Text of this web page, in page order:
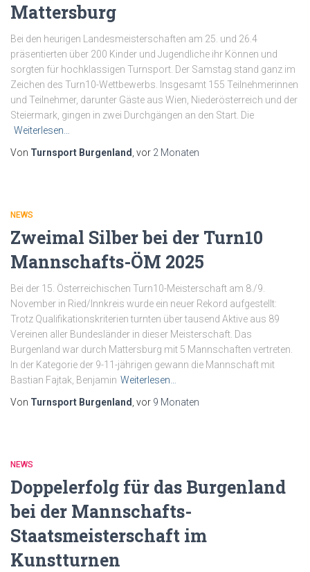
Mattersburg
Bei den heurigen Landesmeisterschaften am 25. und 26.4
präsentierten über 200 Kinder und Jugendliche ihr Können und
sorgten für hochklassigen Turnsport. Der Samstag stand ganz im
Zeichen des Turn10-Wettbewerbs. Insgesamt 155 Teilnehmerinnen
und Teilnehmer, darunter Gäste aus Wien, Niederösterreich und der
Steiermark, gingen in zwei Durchgängen an den Start. Die
Weiterlesen…
Von Turnsport Burgenland , vor 2 Monaten
NEWS
Zweimal Silber bei der Turn10
Mannschafts-ÖM 2025
Bei der 15. Österreichischen Turn10-Meisterschaft am 8./9.
November in Ried/Innkreis wurde ein neuer Rekord aufgestellt:
Trotz Qualifikationskriterien turnten über tausend Aktive aus 89
Vereinen aller Bundesländer in dieser Meisterschaft. Das
Burgenland war durch Mattersburg mit 5 Mannschaften vertreten.
In der Kategorie der 9-11-jährigen gewann die Mannschaft mit
Bastian Fajtak, Benjamin Weiterlesen…
Von Turnsport Burgenland , vor 9 Monaten
NEWS
Doppelerfolg für das Burgenland
bei der Mannschafts-
Staatsmeisterschaft im
Kunstturnen